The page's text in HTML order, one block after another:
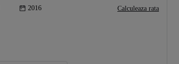
2016 Calculeaza rata